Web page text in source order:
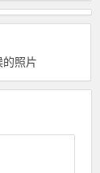
照片